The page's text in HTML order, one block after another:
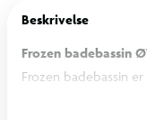
Beskrivelse
Frozen badebassin
Frozen badebassin